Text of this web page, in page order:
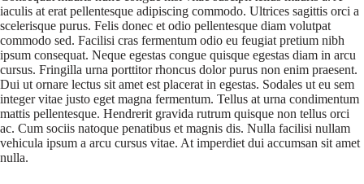
iaculis at erat pellentesque adipiscing commodo. Ultrices sagittis orci a
scelerisque purus. Felis donec et odio pellentesque diam volutpat
commodo sed. Facilisi cras fermentum odio eu feugiat pretium nibh
ipsum consequat. Neque egestas congue quisque egestas diam in arcu
cursus. Fringilla urna porttitor rhoncus dolor purus non enim praesent.
Dui ut ornare lectus sit amet est placerat in egestas. Sodales ut eu sem
integer vitae justo eget magna fermentum. Tellus at urna condimentum
mattis pellentesque. Hendrerit gravida rutrum quisque non tellus orci
ac. Cum sociis natoque penatibus et magnis dis. Nulla facilisi nullam
vehicula ipsum a arcu cursus vitae. At imperdiet dui accumsan sit amet
nulla.